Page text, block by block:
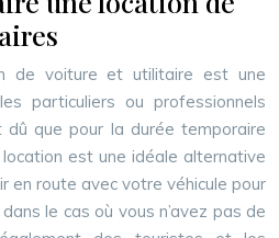
de voiture et utilitaire est une
particuliers ou professionnels
dû que pour la durée temporaire
est une idéale alternative
en route avec votre véhicule pour
le cas où vous n’avez pas de